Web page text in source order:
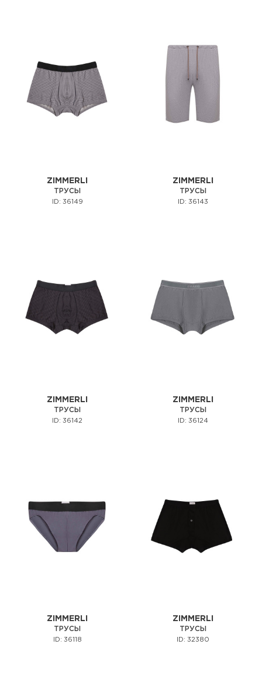
ZIMMERLI
ТРУСЫ
ID: 36149
ZIMMERLI
ТРУСЫ
ID: 36143
ZIMMERLI
ТРУСЫ
ID: 36142
ZIMMERLI
ТРУСЫ
ID: 36124
ZIMMERLI
ТРУСЫ
ID: 36118
ZIMMERLI
ТРУСЫ
ID: 32380